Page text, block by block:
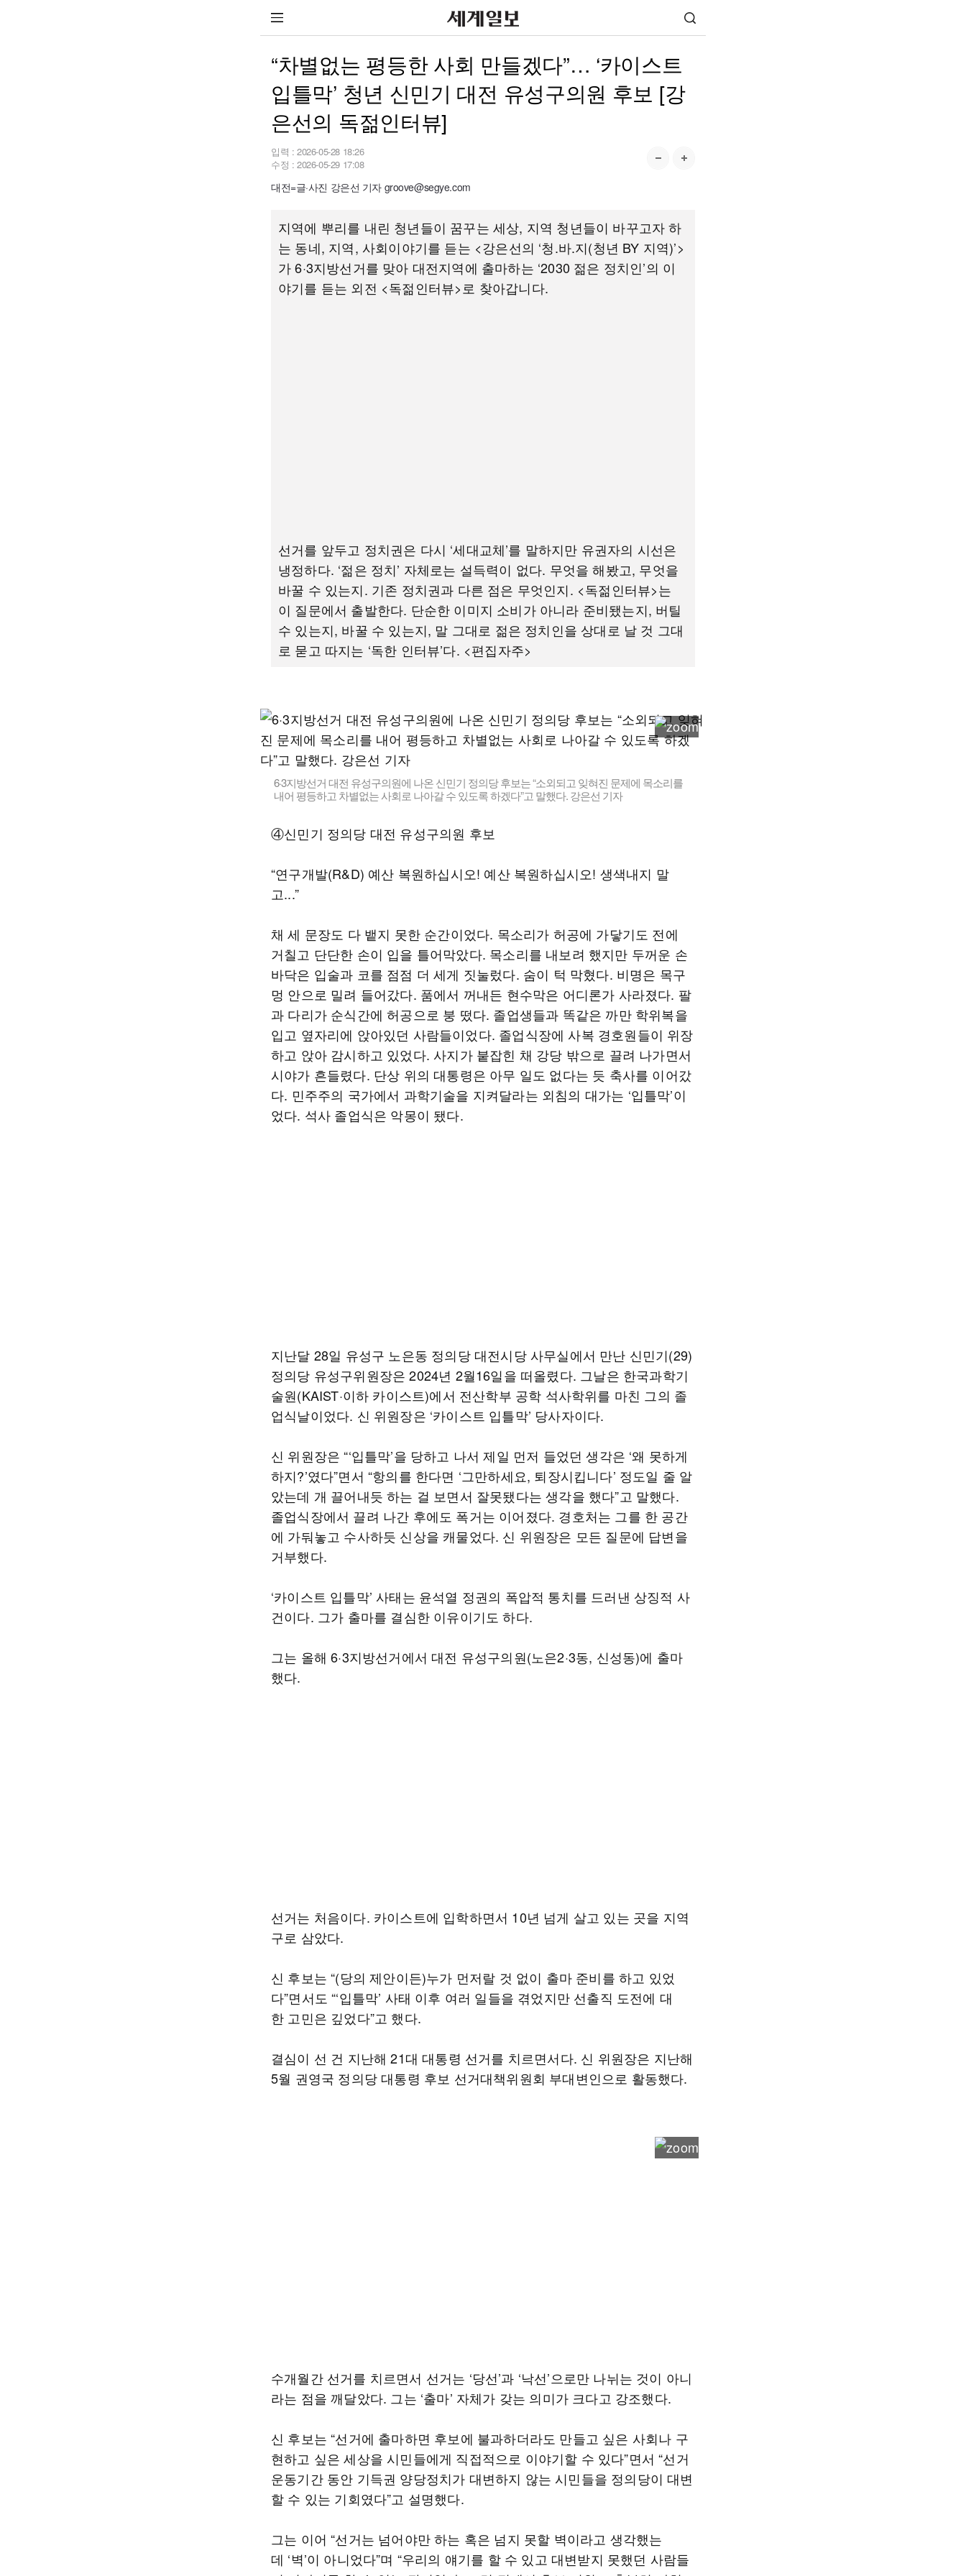
“차별없는 평등한 사회 만들겠다”… ‘카이스트
입틀막’ 청년 신민기 대전 유성구의원 후보 [강
은선의 독젊인터뷰]
입력 : 2026-05-28 18:26
수정 : 2026-05-29 17:08
대전=글·사진 강은선 기자 groove@segye.com
지역에 뿌리를 내린 청년들이 꿈꾸는 세상, 지역 청년들이 바꾸고자 하
는 동네, 지역, 사회이야기를 듣는 <강은선의 ‘청.바.지(청년 BY 지역)’>
가 6·3지방선거를 맞아 대전지역에 출마하는 ‘2030 젊은 정치인’의 이
야기를 듣는 외전 <독젊인터뷰>로 찾아갑니다.
선거를 앞두고 정치권은 다시 ‘세대교체’를 말하지만 유권자의 시선은
냉정하다. ‘젊은 정치’ 자체로는 설득력이 없다. 무엇을 해봤고, 무엇을
바꿀 수 있는지. 기존 정치권과 다른 점은 무엇인지. <독젊인터뷰>는
이 질문에서 출발한다. 단순한 이미지 소비가 아니라 준비됐는지, 버틸
수 있는지, 바꿀 수 있는지, 말 그대로 젊은 정치인을 상대로 날 것 그대
로 묻고 따지는 ‘독한 인터뷰’다. <편집자주>
6·3지방선거 대전 유성구의원에 나온 신민기 정의당 후보는 “소외되고 잊혀진 문제에 목소리를
내어 평등하고 차별없는 사회로 나아갈 수 있도록 하겠다”고 말했다. 강은선 기자
④신민기 정의당 대전 유성구의원 후보
“연구개발(R&D) 예산 복원하십시오! 예산 복원하십시오! 생색내지 말
고...”
채 세 문장도 다 뱉지 못한 순간이었다. 목소리가 허공에 가닿기도 전에
거칠고 단단한 손이 입을 틀어막았다. 목소리를 내보려 했지만 두꺼운 손
바닥은 입술과 코를 점점 더 세게 짓눌렀다. 숨이 턱 막혔다. 비명은 목구
멍 안으로 밀려 들어갔다. 품에서 꺼내든 현수막은 어디론가 사라졌다. 팔
과 다리가 순식간에 허공으로 붕 떴다. 졸업생들과 똑같은 까만 학위복을
입고 옆자리에 앉아있던 사람들이었다. 졸업식장에 사복 경호원들이 위장
하고 앉아 감시하고 있었다. 사지가 붙잡힌 채 강당 밖으로 끌려 나가면서
시야가 흔들렸다. 단상 위의 대통령은 아무 일도 없다는 듯 축사를 이어갔
다. 민주주의 국가에서 과학기술을 지켜달라는 외침의 대가는 ‘입틀막’이
었다. 석사 졸업식은 악몽이 됐다.
지난달 28일 유성구 노은동 정의당 대전시당 사무실에서 만난 신민기(29)
정의당 유성구위원장은 2024년 2월16일을 떠올렸다. 그날은 한국과학기
술원(KAIST·이하 카이스트)에서 전산학부 공학 석사학위를 마친 그의 졸
업식날이었다. 신 위원장은 ‘카이스트 입틀막’ 당사자이다.
신 위원장은 “‘입틀막’을 당하고 나서 제일 먼저 들었던 생각은 ‘왜 못하게
하지?’였다”면서 “항의를 한다면 ‘그만하세요, 퇴장시킵니다’ 정도일 줄 알
았는데 개 끌어내듯 하는 걸 보면서 잘못됐다는 생각을 했다”고 말했다.
졸업식장에서 끌려 나간 후에도 폭거는 이어졌다. 경호처는 그를 한 공간
에 가둬놓고 수사하듯 신상을 캐물었다. 신 위원장은 모든 질문에 답변을
거부했다.
‘카이스트 입틀막’ 사태는 윤석열 정권의 폭압적 통치를 드러낸 상징적 사
건이다. 그가 출마를 결심한 이유이기도 하다.
그는 올해 6·3지방선거에서 대전 유성구의원(노은2·3동, 신성동)에 출마
했다.
선거는 처음이다. 카이스트에 입학하면서 10년 넘게 살고 있는 곳을 지역
구로 삼았다.
신 후보는 “(당의 제안이든)누가 먼저랄 것 없이 출마 준비를 하고 있었
다”면서도 “‘입틀막’ 사태 이후 여러 일들을 겪었지만 선출직 도전에 대
한 고민은 깊었다”고 했다.
결심이 선 건 지난해 21대 대통령 선거를 치르면서다. 신 위원장은 지난해
5월 권영국 정의당 대통령 후보 선거대책위원회 부대변인으로 활동했다.
수개월간 선거를 치르면서 선거는 ‘당선’과 ‘낙선’으로만 나뉘는 것이 아니
라는 점을 깨달았다. 그는 ‘출마’ 자체가 갖는 의미가 크다고 강조했다.
신 후보는 “선거에 출마하면 후보에 불과하더라도 만들고 싶은 사회나 구
현하고 싶은 세상을 시민들에게 직접적으로 이야기할 수 있다”면서 “선거
운동기간 동안 기득권 양당정치가 대변하지 않는 시민들을 정의당이 대변
할 수 있는 기회였다”고 설명했다.
그는 이어 “선거는 넘어야만 하는 혹은 넘지 못할 벽이라고 생각했는
데 ‘벽’이 아니었다”며 “우리의 얘기를 할 수 있고 대변받지 못했던 사람들